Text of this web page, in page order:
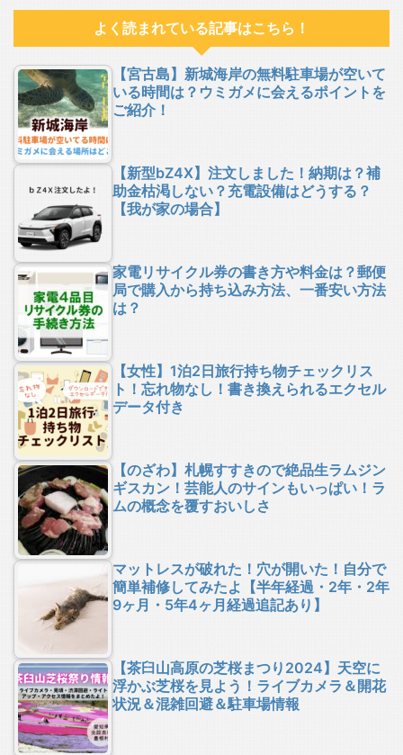
よく読まれている記事はこちら！
【宮古島】新城海岸の無料駐車場が空いて
いる時間は？ウミガメに会えるポイントを
ご紹介！
【新型bZ4X】注文しました！納期は？補
助金枯渇しない？充電設備はどうする？
【我が家の場合】
家電リサイクル券の書き方や料金は？郵便
局で購入から持ち込み方法、一番安い方法
は？
【女性】1泊2日旅行持ち物チェックリス
ト！忘れ物なし！書き換えられるエクセル
データ付き
【のざわ】札幌すすきので絶品生ラムジン
ギスカン！芸能人のサインもいっぱい！ラ
ムの概念を覆すおいしさ
マットレスが破れた！穴が開いた！自分で
簡単補修してみたよ【半年経過・2年・2年
9ヶ月・5年4ヶ月経過追記あり】
【茶臼山高原の芝桜まつり2024】天空に
浮かぶ芝桜を見よう！ライブカメラ＆開花
状況＆混雑回避＆駐車場情報